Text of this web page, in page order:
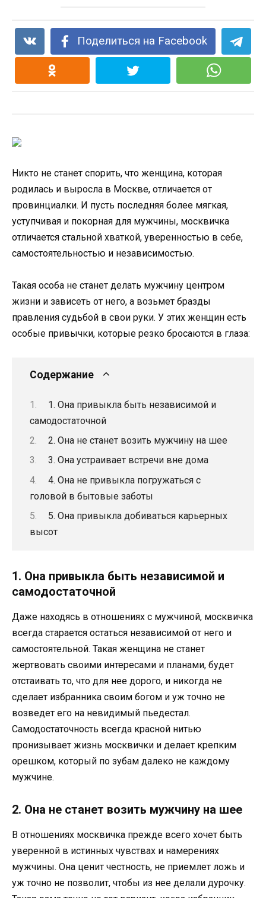
Поделиться на Facebook
Никто не станет спорить, что женщина, которая
родилась и выросла в Москве, отличается от
провинциалки. И пусть последняя более мягкая,
уступчивая и покорная для мужчины, москвичка
отличается стальной хваткой, уверенностью в себе,
самостоятельностью и независимостью.
Такая особа не станет делать мужчину центром
жизни и зависеть от него, а возьмет бразды
правления судьбой в свои руки. У этих женщин есть
особые привычки, которые резко бросаются в глаза:
Содержание
1. Она привыкла быть независимой и
самодостаточной
2. Она не станет возить мужчину на шее
3. Она устраивает встречи вне дома
4. Она не привыкла погружаться с
головой в бытовые заботы
5. Она привыкла добиваться карьерных
высот
1. Она привыкла быть независимой и
самодостаточной
Даже находясь в отношениях с мужчиной, москвичка
всегда старается остаться независимой от него и
самостоятельной. Такая женщина не станет
жертвовать своими интересами и планами, будет
отстаивать то, что для нее дорого, и никогда не
сделает избранника своим богом и уж точно не
возведет его на невидимый пьедестал.
Самодостаточность всегда красной нитью
пронизывает жизнь москвички и делает крепким
орешком, который по зубам далеко не каждому
мужчине.
2. Она не станет возить мужчину на шее
В отношениях москвичка прежде всего хочет быть
уверенной в истинных чувствах и намерениях
мужчины. Она ценит честность, не приемлет ложь и
уж точно не позволит, чтобы из нее делали дурочку.